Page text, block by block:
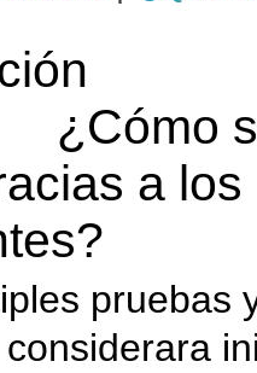
¿Cómo
a
pruebas